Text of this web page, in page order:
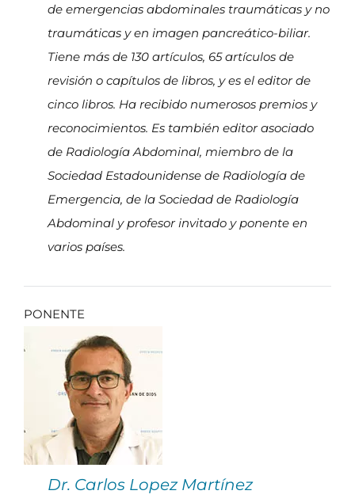
de emergencias abdominales traumáticas y no
traumáticas y en imagen pancreático-biliar.
Tiene más de 130 artículos, 65 artículos de
revisión o capítulos de libros, y es el editor de
cinco libros. Ha recibido numerosos premios y
reconocimientos. Es también editor asociado
de Radiología Abdominal, miembro de la
Sociedad Estadounidense de Radiología de
Emergencia, de la Sociedad de Radiología
Abdominal y profesor invitado y ponente en
varios países.
PONENTE
Dr. Carlos Lopez Martínez